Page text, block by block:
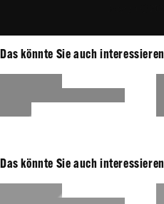
Das könnte Sie auch interessieren
Das könnte Sie auch interessieren